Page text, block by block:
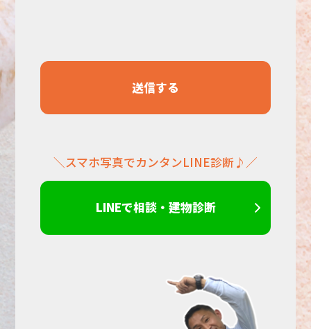
＼スマホ写真でカンタンLINE診断♪／
LINEで相談・建物診断